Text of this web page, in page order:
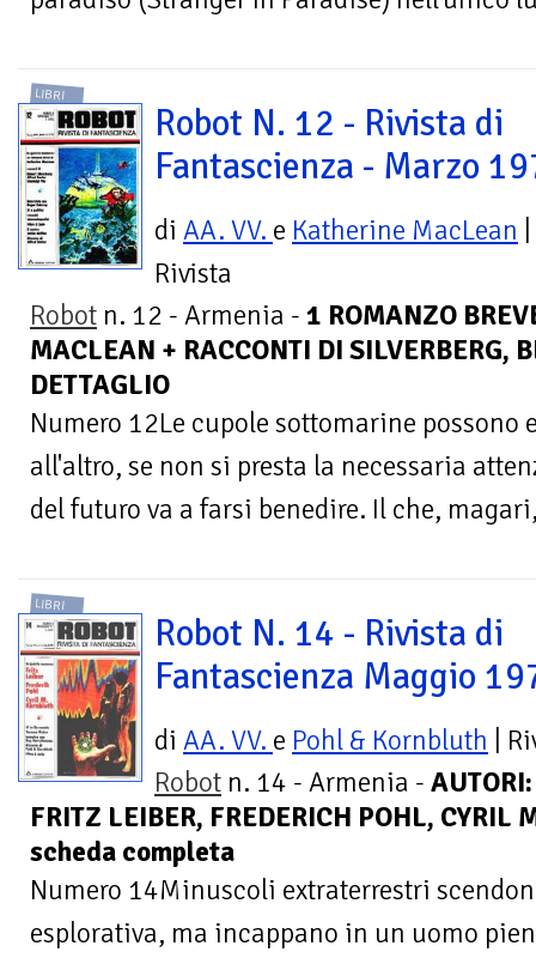
LIBRI
Robot N. 12 - Rivista di
Fantascienza - Marzo
di AA. VV. e Katherine MacLean
Rivista
Robot n. 12 - Armenia - 1 ROMANZO
MACLEAN + RACCONTI DI SILVERBERG,
DETTAGLIO
Numero 12Le cupole sottomarine possono
all'altro, se non si presta la necessaria
del futuro va a farsi benedire. Il che,
LIBRI
Robot N. 14 - Rivista di
Fantascienza Maggio
di AA. VV. e Pohl & Kornbluth |
Robot n. 14 - Armenia - AUTORI:
FRITZ LEIBER, FREDERICH POHL, CYRIL
scheda completa
Numero 14Minuscoli extraterrestri
esplorativa, ma incappano in un uomo